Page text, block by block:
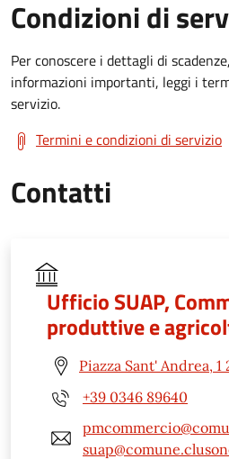
Condizioni di
Per conoscere i dettagli di
informazioni importanti, leggi i
servizio.
Termini e condizioni di servizio
Contatti
Ufficio SUAP,
produttive e
Piazza Sant' Andrea,
+39 0346 89640